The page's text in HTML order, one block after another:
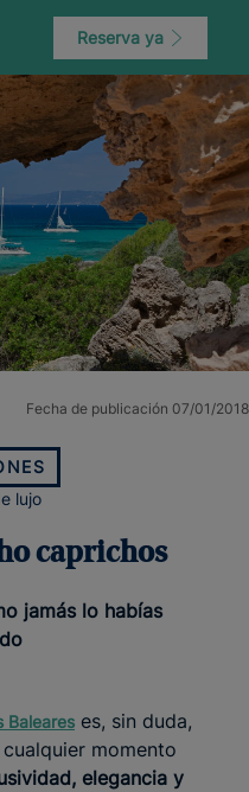
Reserva ya
Fecha de publicación 07/01/2018
lujo
caprichos
jamás lo habías
Baleares es, sin duda,
momento
elegancia y